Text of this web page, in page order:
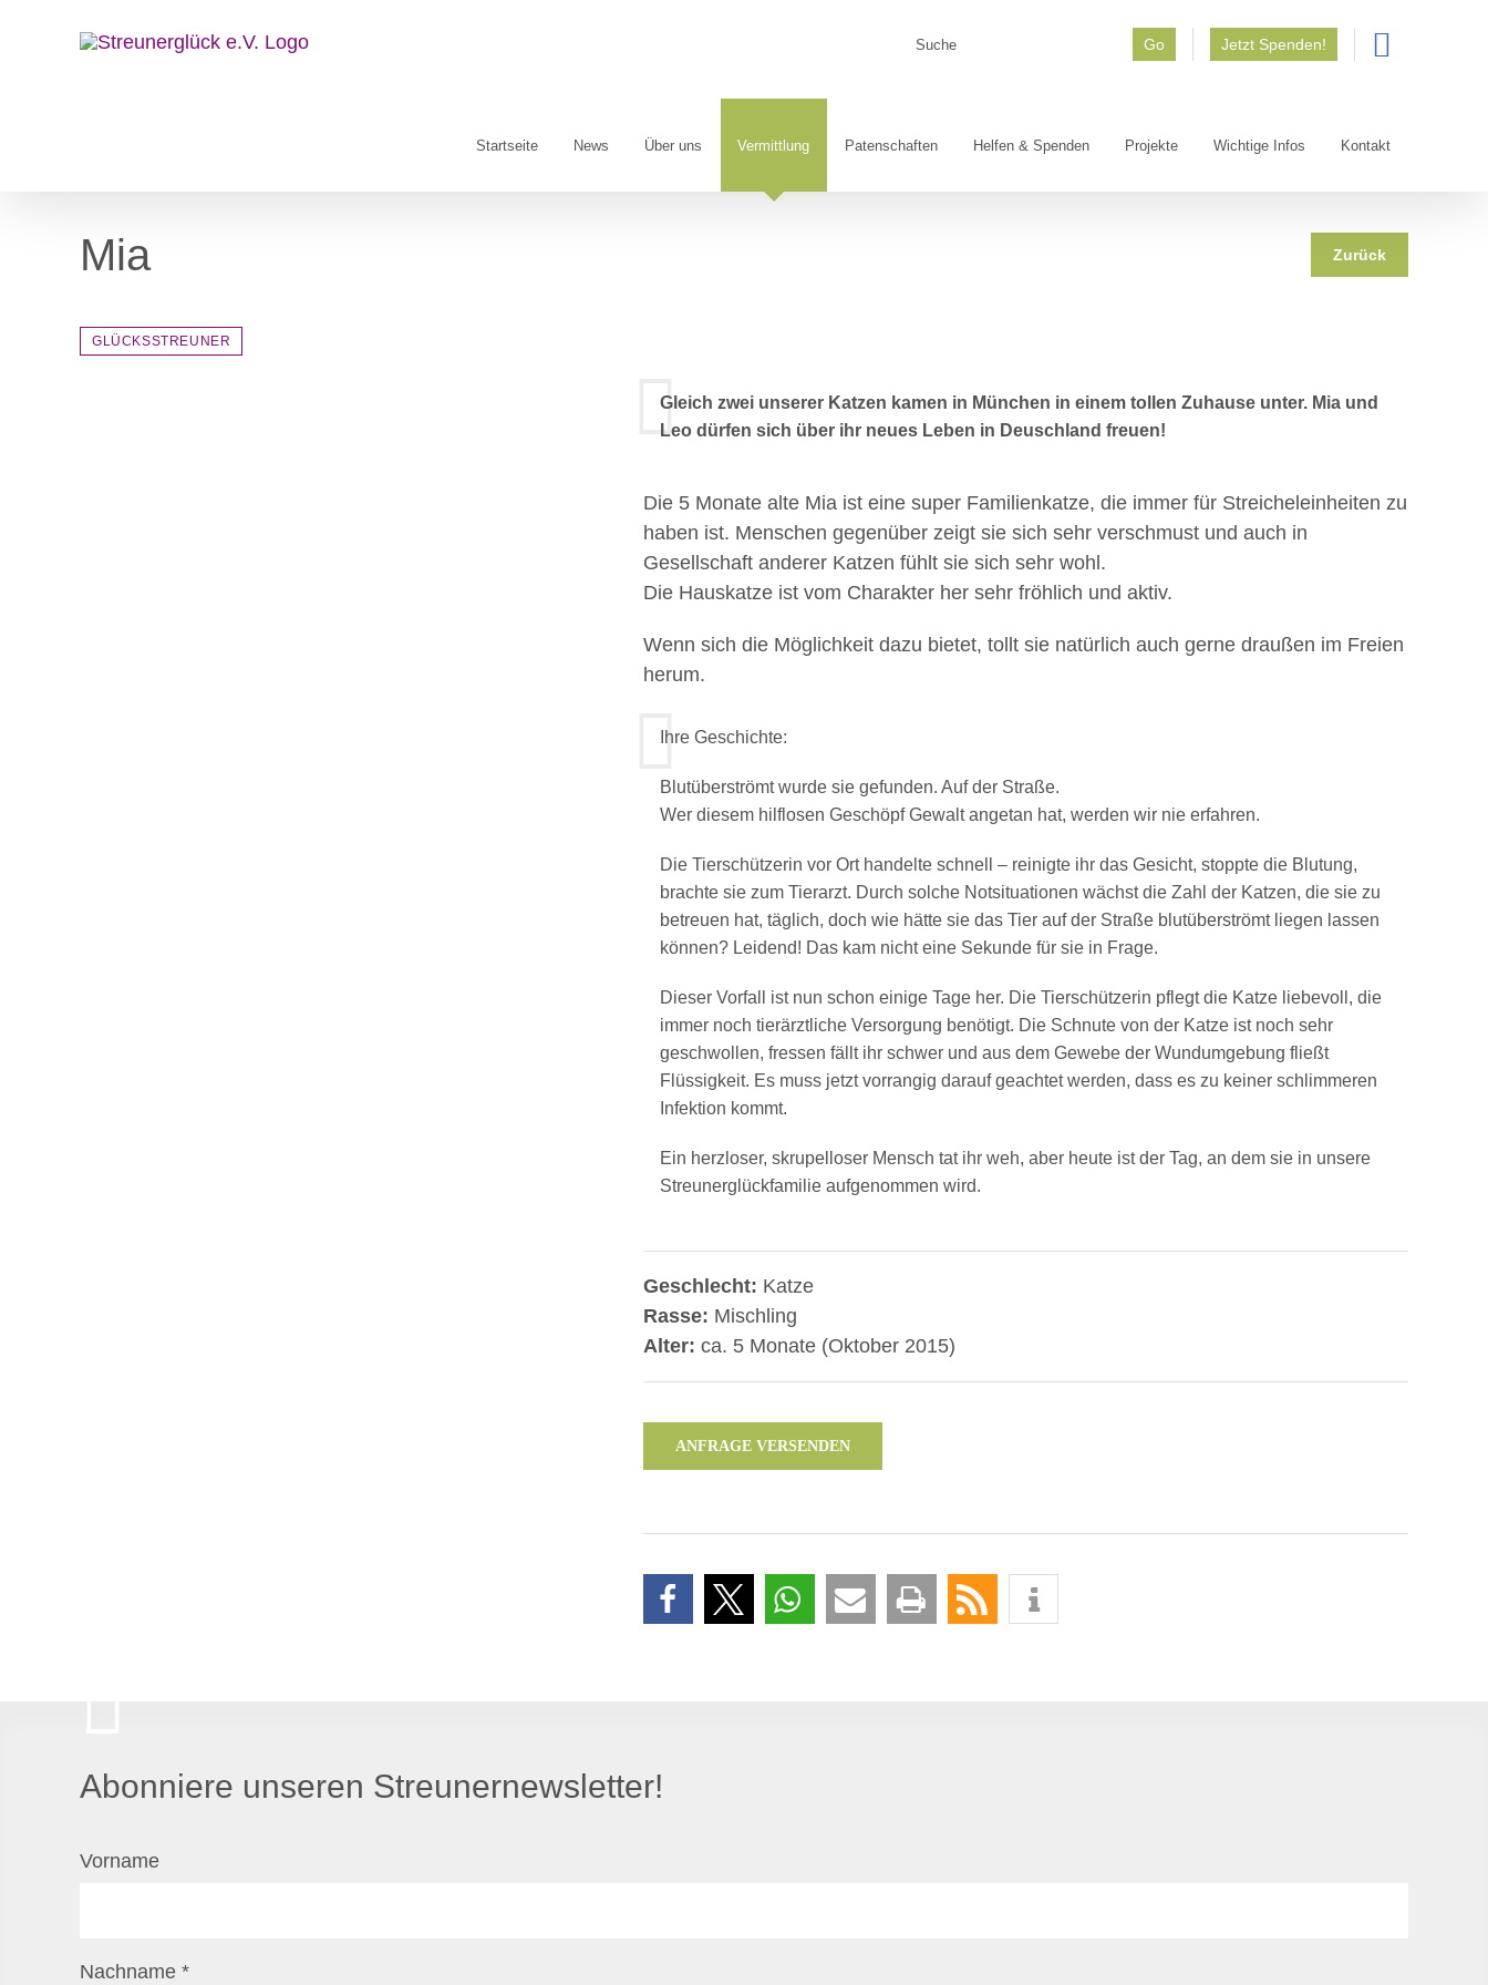
Go Jetzt Spenden!
Startseite News Über uns Vermittlung Patenschaften Helfen & Spenden Projekte Wichtige Infos Kontakt
Mia Zurück
GLÜCKSSTREUNER
Gleich zwei unserer Katzen kamen in München in einem tollen Zuhause unter. Mia und
Leo dürfen sich über ihr neues Leben in Deuschland freuen!
Die 5 Monate alte Mia ist eine super Familienkatze, die immer für Streicheleinheiten zu
haben ist. Menschen gegenüber zeigt sie sich sehr verschmust und auch in
Gesellschaft anderer Katzen fühlt sie sich sehr wohl.
Die Hauskatze ist vom Charakter her sehr fröhlich und aktiv.
Wenn sich die Möglichkeit dazu bietet, tollt sie natürlich auch gerne draußen im Freien
herum.
Ihre Geschichte:
Blutüberströmt wurde sie gefunden. Auf der Straße.
Wer diesem hilflosen Geschöpf Gewalt angetan hat, werden wir nie erfahren.
Die Tierschützerin vor Ort handelte schnell – reinigte ihr das Gesicht, stoppte die Blutung,
brachte sie zum Tierarzt. Durch solche Notsituationen wächst die Zahl der Katzen, die sie zu
betreuen hat, täglich, doch wie hätte sie das Tier auf der Straße blutüberströmt liegen lassen
können? Leidend! Das kam nicht eine Sekunde für sie in Frage.
Dieser Vorfall ist nun schon einige Tage her. Die Tierschützerin pflegt die Katze liebevoll, die
immer noch tierärztliche Versorgung benötigt. Die Schnute von der Katze ist noch sehr
geschwollen, fressen fällt ihr schwer und aus dem Gewebe der Wundumgebung fließt
Flüssigkeit. Es muss jetzt vorrangig darauf geachtet werden, dass es zu keiner schlimmeren
Infektion kommt.
Ein herzloser, skrupelloser Mensch tat ihr weh, aber heute ist der Tag, an dem sie in unsere
Streunerglückfamilie aufgenommen wird.
Geschlecht: Katze
Rasse: Mischling
Alter: ca. 5 Monate (Oktober 2015)
ANFRAGE VERSENDEN
Abonniere unseren Streunernewsletter!
Vorname
Nachname *